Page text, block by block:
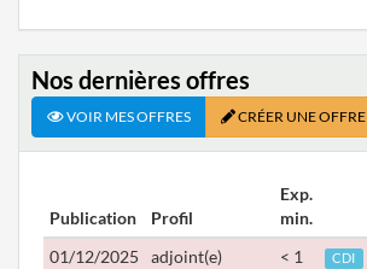
Nos dernières offres
VOIR MES OFFRES CRÉER UNE OFFRE
Publication Profil
Exp.
min.
01/12/2025
adjoint(e)
< 1
CDI